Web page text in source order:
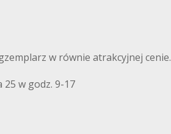
w równie atrakcyjnej cenie.
25 w godz. 9-17